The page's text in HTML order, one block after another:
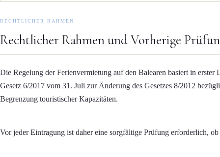
RECHTLICHER RAHMEN
Rechtlicher Rahmen und Vorherige
Die Regelung der Ferienvermietung auf den Balearen basiert in
Gesetz 6/2017 vom 31. Juli zur Änderung des Gesetzes 8/2012
Begrenzung touristischer Kapazitäten.
Vor jeder Eintragung ist daher eine sorgfältige Prüfung erforderlich,